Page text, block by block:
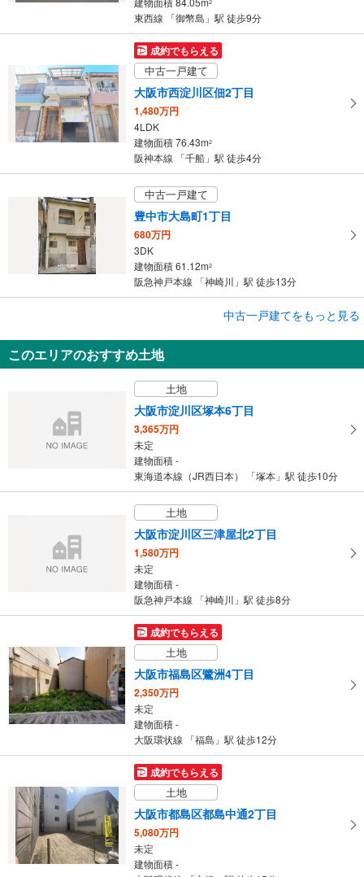
2
東西線 「御幣島」駅 徒歩9分
成約でもらえる
中古一戸建て
大阪市西淀川区佃2丁目
1,480万円
4LDK
建物面積 76.43m2
阪神本線 「千船」駅 徒歩4分
中古一戸建て
豊中市大島町1丁目
680万円
3DK
建物面積 61.12m2
阪急神戸本線 「神崎川」駅 徒歩13分
大阪市淀川区田川北3丁目
3,980万円
建物面積 101.25m
東海道本線（JR西日本） 「塚本」駅 徒歩16分
中古一戸建てをもっと見る
このエリアのおすすめ土地
土地
大阪市淀川区塚本6丁目
3,365万円
未定
建物面積 -
東海道本線（JR西日本） 「塚本」駅 徒歩10分
土地
大阪市淀川区三津屋北2丁目
1,580万円
未定
建物面積 -
阪急神戸本線 「神崎川」駅 徒歩8分
成約でもらえる
土地
大阪市福島区鷺洲4丁目
2,350万円
未定
建物面積 -
大阪環状線 「福島」駅 徒歩12分
成約でもらえる
土地
大阪市都島区都島中通2丁目
5,080万円
未定
建物面積 -